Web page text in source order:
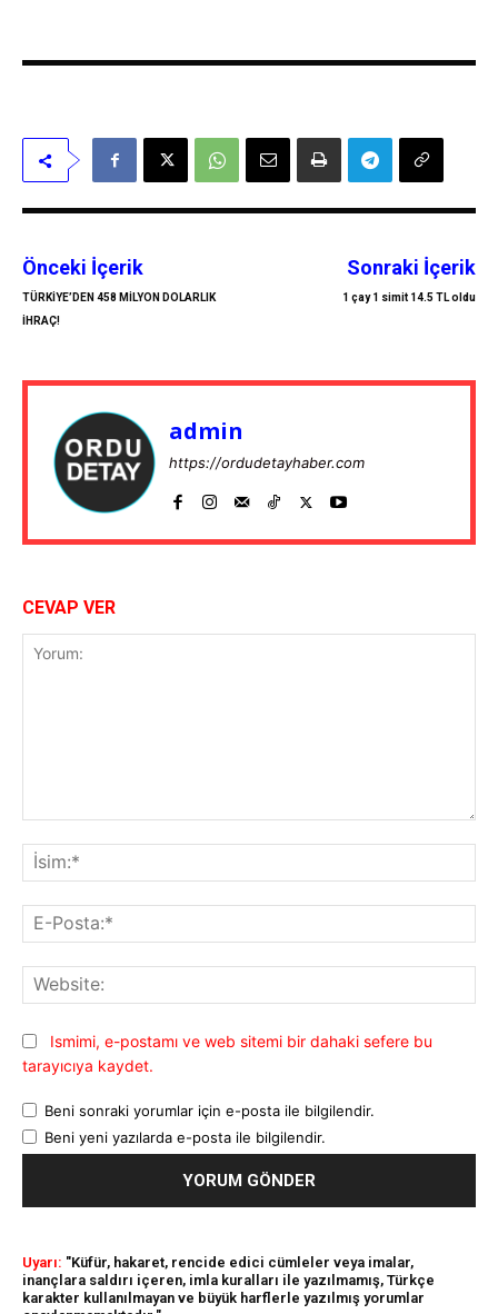
Önceki İçerik
TÜRKİYE’DEN 458 MİLYON DOLARLIK
İHRAÇ!
Sonraki İçerik
1 çay 1 simit 14.5 TL oldu
admin
https://ordudetayhaber.com
CEVAP VER
Ismimi, e-postamı ve web sitemi bir dahaki sefere bu
tarayıcıya kaydet.
Beni sonraki yorumlar için e-posta ile bilgilendir.
Beni yeni yazılarda e-posta ile bilgilendir.
Uyarı: "Küfür, hakaret, rencide edici cümleler veya imalar,
inançlara saldırı içeren, imla kuralları ile yazılmamış, Türkçe
karakter kullanılmayan ve büyük harflerle yazılmış yorumlar